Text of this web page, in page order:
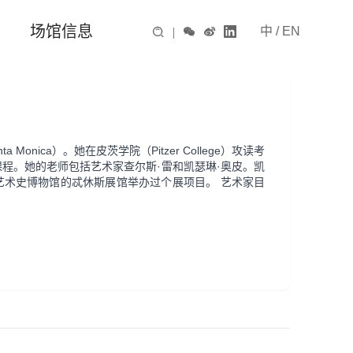
中 / EN
 |   
场馆信息
Monica）。她在皮茨学院（Pitzer College）攻读考
。她的老师包括艺术家查尔斯· 雷和凯瑟琳·奥皮。凯
史博物馆的忒休斯展馆举办过个展项目。
艺术家目